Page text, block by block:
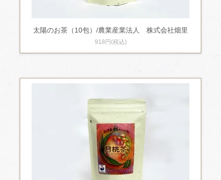
太陽のお茶（10包）/農業産業法人 株式会社畑里
918円(税込)